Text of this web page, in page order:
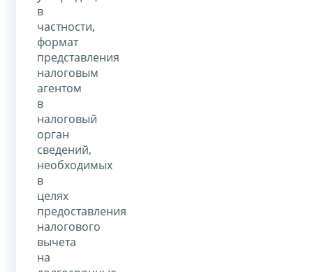
в
частности,
формат
представления
налоговым
агентом
в
налоговый
орган
сведений,
необходимых
в
целях
предоставления
налогового
вычета
на